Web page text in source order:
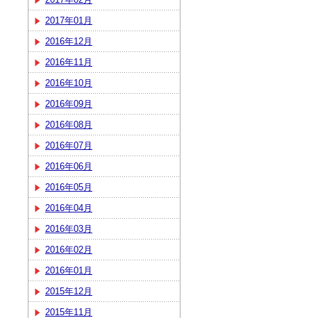
2017年01月
2016年12月
2016年11月
2016年10月
2016年09月
2016年08月
2016年07月
2016年06月
2016年05月
2016年04月
2016年03月
2016年02月
2016年01月
2015年12月
2015年11月